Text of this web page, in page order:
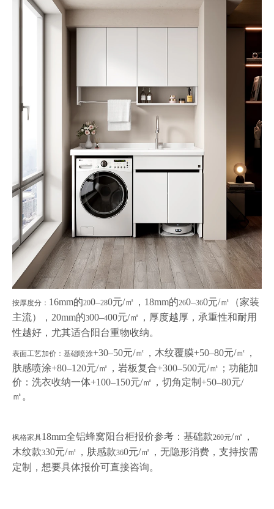
按厚度分： 16mm的200–280元/㎡，18mm的260–360元/㎡（家装
主流），20mm的300–400元/㎡，厚度越厚，承重性和耐用
性越好，尤其适合阳台重物收纳。
表面工艺加价：基础喷涂+30–50元/㎡，木纹覆膜+50–80元/㎡，
肤感喷涂+80–120元/㎡，岩板复合+300–500元/㎡；功能加
价：洗衣收纳一体+100–150元/㎡，切角定制+50–80元/
㎡。
枫格家具18mm全铝蜂窝阳台柜报价参考：基础款260元/㎡，
木纹款330元/㎡，肤感款360元/㎡，无隐形消费，支持按需
定制，想要具体报价可直接咨询。